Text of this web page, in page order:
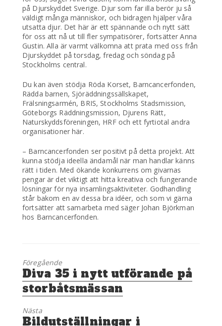
på Djurskyddet Sverige. Djur som far illa berör ju så
väldigt många människor, och bidragen hjälper våra
utsatta djur. Det här är ett spännande och nytt sätt
för oss att nå ut till fler sympatisörer, fortsätter Anna
Gustin. Alla är varmt välkomna att prata med oss från
Djurskyddet på torsdag, fredag och söndag på
Stockholms central.
Du kan även stödja Röda Korset, Barncancerfonden,
Rädda barnen, Sjöräddningssällskapet,
Frälsningsarmén, BRIS, Stockholms Stadsmission,
Göteborgs Räddningsmission, Djurens Rätt,
Naturskyddsföreningen, HRF och ett fyrtiotal andra
organisationer här.
– Barncancerfonden ser positivt på detta projekt. Att
kunna stödja ideella ändamål när man handlar känns
rätt i tiden. Med ökande konkurrens om givarnas
pengar är det viktigt att hitta kreativa och fungerande
lösningar för nya insamlingsaktiviteter. Godhandling
står bakom en av dessa bra idéer, och som vi gärna
fortsätter att samarbeta med säger Johan Björkman
hos Barncancerfonden.
Föregående
Föregående
inlägg:
Diva 35 i nytt utförande på
storbåtsmässan
Nästa
Nästa
Bildutställningar i